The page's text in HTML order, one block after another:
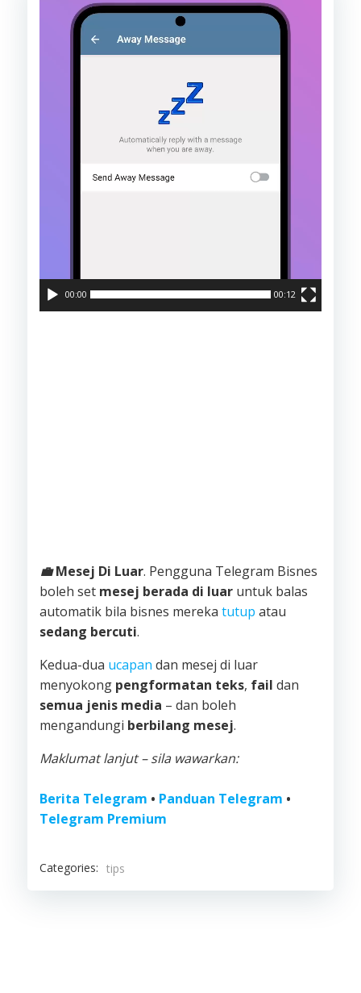
Pemain
Video
00:00 00:12
💼 Mesej Di Luar. Pengguna Telegram Bisnes
boleh set mesej berada di luar untuk balas
automatik bila bisnes mereka tutup atau
sedang bercuti.
Kedua-dua ucapan dan mesej di luar
menyokong pengformatan teks, fail dan
semua jenis media – dan boleh
mengandungi berbilang mesej.
Maklumat lanjut – sila wawarkan:
Berita Telegram • Panduan Telegram •
Telegram Premium
Categories: tips